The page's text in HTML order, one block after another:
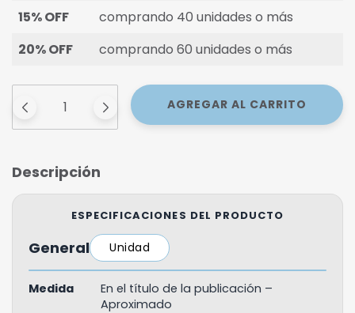
15% OFF
comprando 40 unidades o más
20% OFF
comprando 60 unidades o más
Descripción
ESPECIFICACIONES DEL PRODUCTO
General Unidad
Medida
En el título de la publicación –
Aproximado